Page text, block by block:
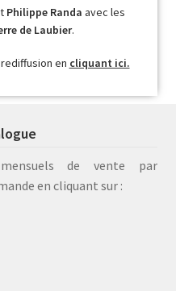
Philippe Randa avec les
de Laubier.
en cliquant ici.
de vente par
en cliquant sur :